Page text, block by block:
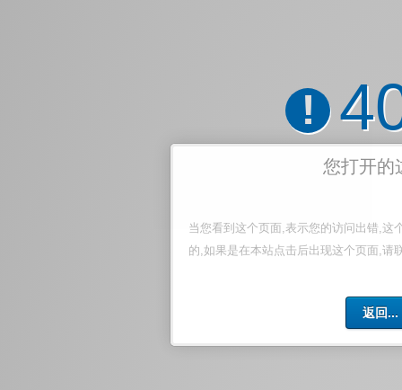
!
您打开的
当您看到这个页面,表示您的访问出错,这
的,如果是在本站点击后出现这个页面,请
返回...